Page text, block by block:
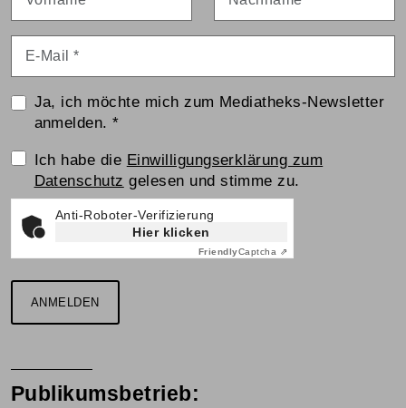
Ja, ich möchte mich zum Mediatheks-Newsletter
anmelden.*
Einwilligungserklärung
Ich habe die Einwilligungserklärung zum
Datenschutz gelesen und stimme zu.
Anti-Roboter-Verifizierung
Hier klicken
FriendlyCaptcha ⇗
ANMELDEN
Publikumsbetrieb: